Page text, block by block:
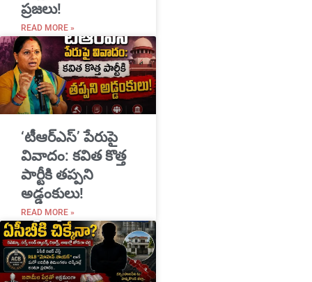
ప్రజలు!
READ MORE »
‘టీఆర్ఎస్’ పేరుపై
వివాదం: కవిత కొత్త
పార్టీకి తప్పని
అడ్డంకులు!
READ MORE »